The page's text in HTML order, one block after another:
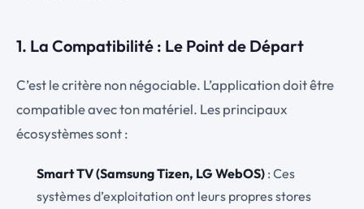
1. La Compatibilité : Le Point de Départ
C’est le critère non négociable. L’application doit être
compatible avec ton matériel. Les principaux
écosystèmes sont :
Smart TV (Samsung Tizen, LG WebOS) : Ces
systèmes d’exploitation ont leurs propres stores